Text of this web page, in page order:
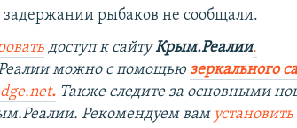
задержании рыбаков не сообщали.
доступ к сайтуКрым.Реалии.
можно с помощьюзеркального
. Также следите за основными
Рекомендуем вам установить